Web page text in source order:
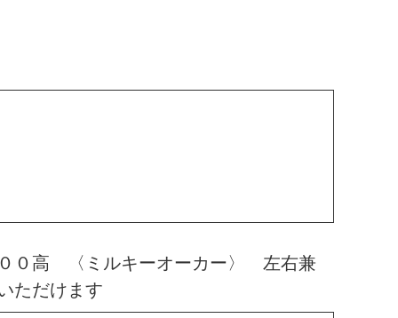
高 〈ミルキーオーカー〉 左右兼
ただけます